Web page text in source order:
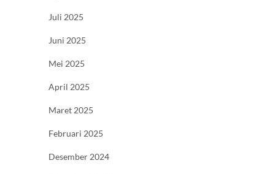
Juli 2025
Juni 2025
Mei 2025
April 2025
Maret 2025
Februari 2025
Desember 2024